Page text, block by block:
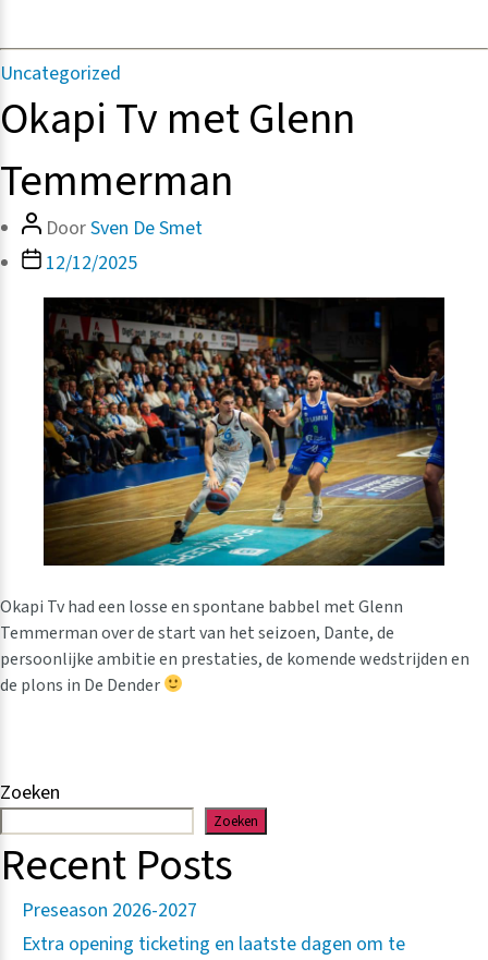
Categorieën
Uncategorized
Okapi Tv met Glenn
Temmerman
Bericht
auteur
DoorSven De Smet
Berichtdatum
12/12/2025
Okapi Tv had een losse en spontane babbel met Glenn
Temmerman over de start van het seizoen, Dante, de
persoonlijke ambitie en prestaties, de komende wedstrijden en
de plons in De Dender
Zoeken
Zoeken
Recent Posts
Preseason 2026-2027
Extra opening ticketing en laatste dagen om te